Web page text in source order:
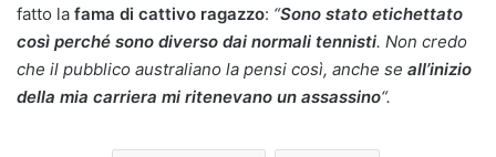
fatto la fama di cattivo ragazzo: “Sono stato etichettato
così perché sono diverso dai normali tennisti. Non credo
che il pubblico australiano la pensi così, anche se all’inizio
della mia carriera mi ritenevano un assassino“.